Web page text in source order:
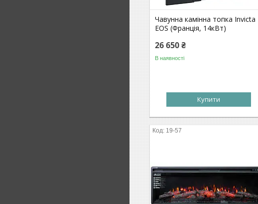
Чавунна камінна топка Invicta
EOS (Франція, 14кВт)
26 650 ₴
В наявності
Купити
19-57